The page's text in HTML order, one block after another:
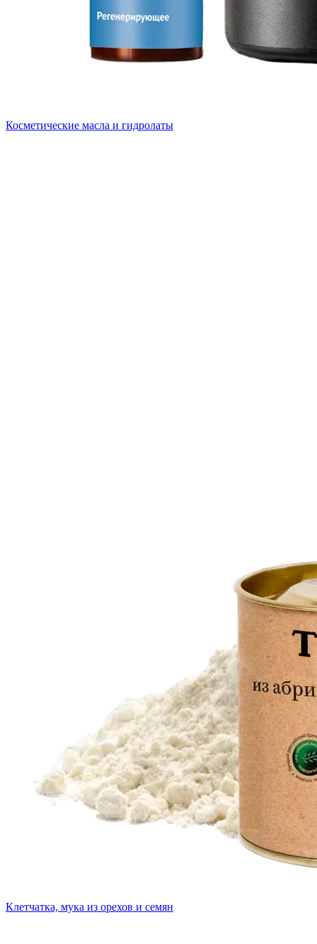
Косметические масла и гидролаты
Клетчатка, мука из орехов и семян